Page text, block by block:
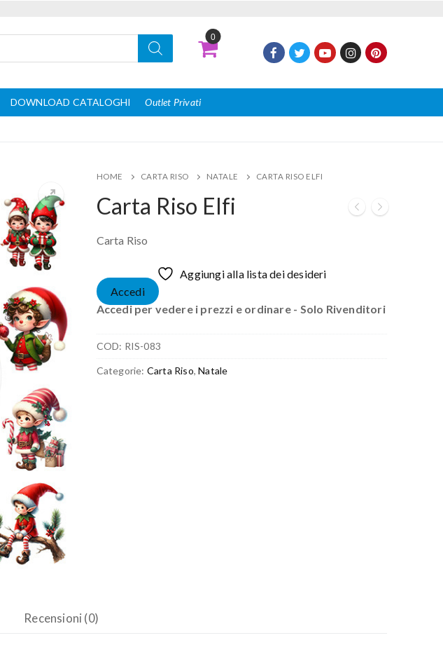
0
DOWNLOAD CATALOGHI Outlet Privati
HOME CARTA RISO NATALE CARTA RISO ELFI
Carta Riso Elfi
Carta Riso
Aggiungi alla lista dei desideri
Accedi
Accedi per vedere i prezzi e ordinare - Solo Rivenditori
COD: RIS-083
Categorie: Carta Riso,Natale
Recensioni (0)